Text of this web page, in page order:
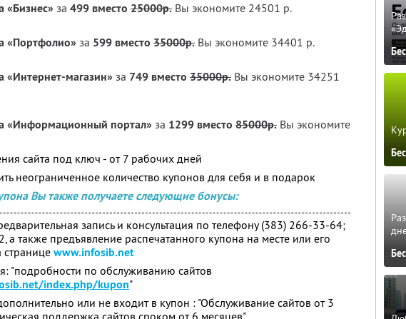
«Бизнес»за 499 вместо 25000р. Вы экономите 24501 р.
«Портфолио» за 599 вместо 35000р. Вы экономите 34401 р.
«Интернет-магазин» за 749 вместо 35000р. Вы экономите 34251
«Информационный портал» за 1299 вместо 85000р. Вы экономите
сайта под ключ - от 7 рабочих дней
неограниченное количество купонов для себя и в подарок
Вы также получаете следующие бонусы:
запись и консультация по телефону (383) 266-33-64;
а также предъявление распечатанного купона на месте или его
странице www.infosib.net
"подробности по обслуживанию cайтов
index.php/kupon"
или не входит в купон : "Обслуживание сайтов от 3
поддержка сайтов сроком от 6 месяцев"